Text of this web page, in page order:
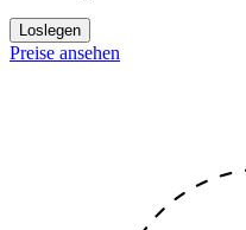
Loslegen
Preise ansehen